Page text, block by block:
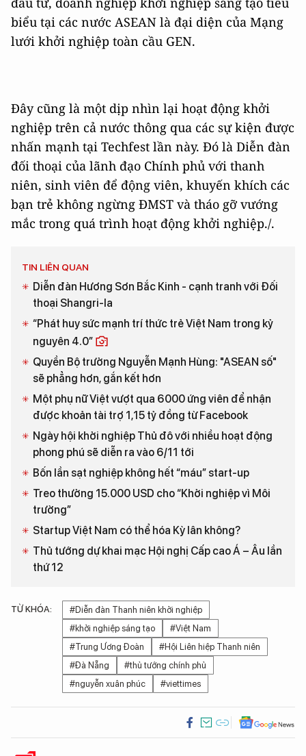
biểu tại các nước ASEAN là đại diện của Mạng
lưới khởi nghiệp toàn cầu GEN.
Đây cũng là một dịp nhìn lại hoạt động khởi
nghiệp trên cả nước thông qua các sự kiện được
nhấn mạnh tại Techfest lần này. Đó là Diễn đàn
đối thoại của lãnh đạo Chính phủ với thanh
niên, sinh viên để động viên, khuyến khích các
bạn trẻ không ngừng ĐMST và tháo gỡ vướng
mắc trong quá trình hoạt động khởi nghiệp./.
TIN LIÊN QUAN
Diễn đàn Hương Sơn Bắc Kinh - cạnh tranh với Đối
thoại Shangri-la
“Phát huy sức mạnh trí thức trẻ Việt Nam trong kỷ
nguyên 4.0”
Quyền Bộ trưởng Nguyễn Mạnh Hùng: "ASEAN số"
sẽ phẳng hơn, gắn kết hơn
Một phụ nữ Việt vượt qua 6000 ứng viên để nhận
được khoản tài trợ 1,15 tỷ đồng từ Facebook
Ngày hội khởi nghiệp Thủ đô với nhiều hoạt động
phong phú sẽ diễn ra vào 6/11 tới
Bốn lần sạt nghiệp không hết “máu” start-up
Treo thưởng 15.000 USD cho “Khởi nghiệp vì Môi
trường”
Startup Việt Nam có thể hóa Kỳ lân không?
Thủ tướng dự khai mạc Hội nghị Cấp cao Á – Âu lần
thứ 12
TỪ KHÓA:
#Diễn đàn Thanh niên khởi nghiệp
#khởi nghiệp sáng tạo
#Việt Nam
#Trung Ương Đoàn
#Hội Liên hiệp Thanh niên
#Đà Nẵng
#thủ tướng chính phủ
#nguyễn xuân phúc
#viettimes